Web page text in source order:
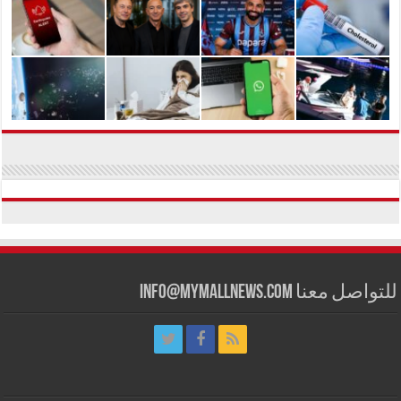
للتواصل معنا info@mymallnews.com